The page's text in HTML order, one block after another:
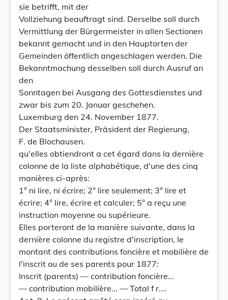
sie betrifft, mit der
Vollziehung beauftragt sind. Derselbe soll durch
Vermittlung der Bürgermeister in allen Sectionen
bekannt gemacht und in den Hauptorten der
Gemeinden öffentlich angeschlagen werden. Die
Bekanntmachung desselben soll durch Ausruf an
den
Sonntagen bei Ausgang des Gottesdienstes und
zwar bis zum 20. Januar geschehen.
Luxemburg den 24. November 1877.
Der Staatsminister, Präsident der Regierung,
F. de Blochausen.
qu'elles obtiendront a cet égard dans la dernière
colonne de la liste alphabétique, d'une des cinq
manières ci-après:
1° ni lire, ni écrire; 2° lire seulement; 3° lire et
écrire; 4° lire, écrire et calculer; 5° a reçu une
instruction moyenne ou supérieure.
Elles porteront de la manière suivante, dans la
dernière colonne du registre d'inscription, le
montant des contributions foncière et mobilière de
l'inscrit ou de ses parents pour 1877:
Inscrit (parents) — contribution foncière...
— contribution mobilière... — Total f r....